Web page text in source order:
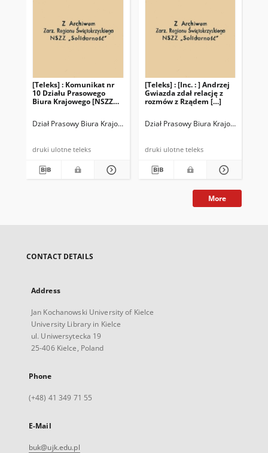
[Teleks] : Komunikat nr
10 Działu Prasowego
Biura Krajowego [NSZZ
Dział Prasowy Biura Krajowego NSZZ "Solidarność"
druki ulotne teleks
[Teleks] : [Inc. : ] Andrzej
Gwiazda zdał relację z
rozmów z Rządem […]
Dział Prasowy Biura Krajowego
druki ulotne teleks
More
CONTACT DETAILS
Address
Jan Kochanowski University of Kielce
University Library in Kielce
ul. Uniwersytecka 19
25-406 Kielce, Poland
Phone
(+48) 41 349 71 55
E-Mail
buk@ujk.edu.pl